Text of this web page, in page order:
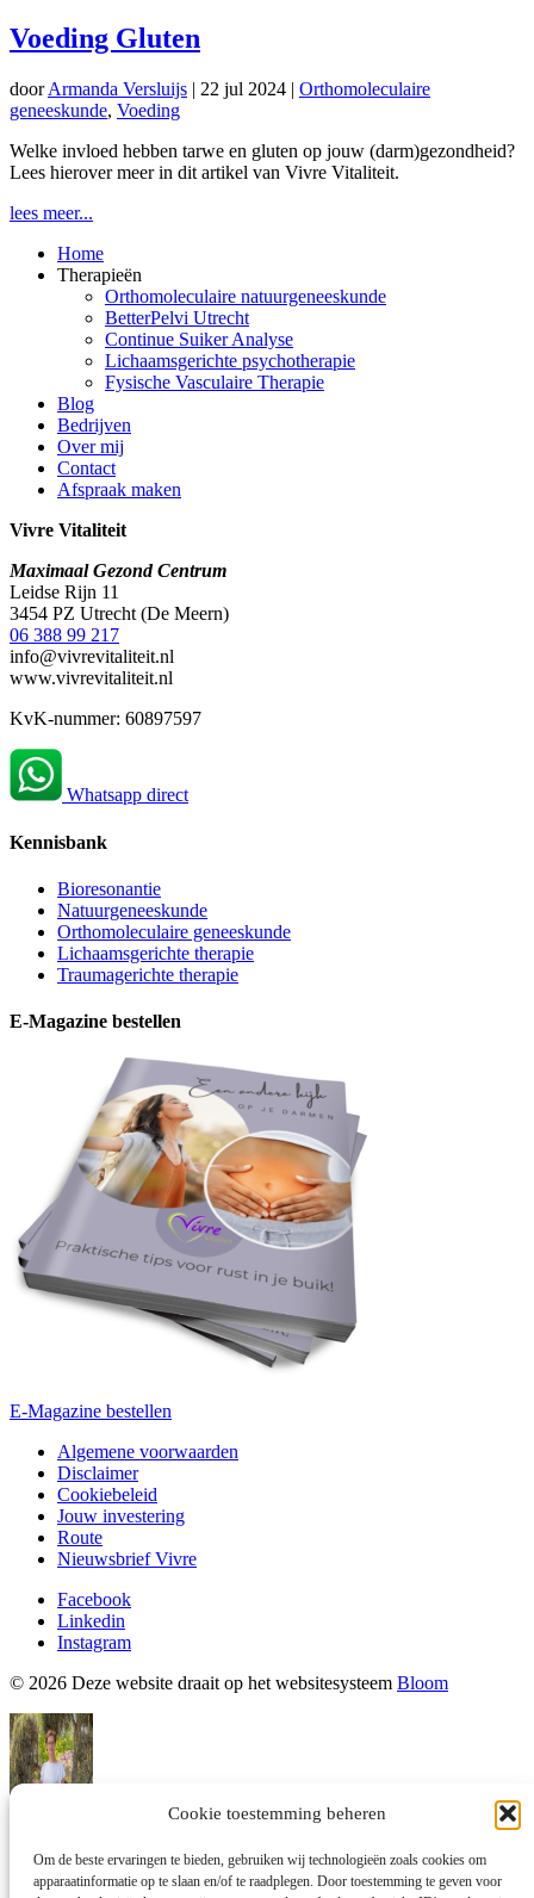
Cookie toestemming beheren
Om de beste ervaringen te bieden, gebruiken wij technologieën zoals cookies om
apparaatinformatie op te slaan en/of te raadplegen. Door toestemming te geven voor
Voeding Gluten
doorArmanda Versluijs | 22 jul 2024 | Orthomoleculaire
geneeskunde, Voeding
Welke invloed hebben tarwe en gluten op jouw (darm)gezondheid?
Lees hierover meer in dit artikel van Vivre Vitaliteit.
lees meer...
Home
Therapieën
Orthomoleculaire natuurgeneeskunde
BetterPelvi Utrecht
Continue Suiker Analyse
Lichaamsgerichte psychotherapie
Fysische Vasculaire Therapie
Blog
Bedrijven
Over mij
Contact
Afspraak maken
Vivre Vitaliteit
Maximaal Gezond Centrum
Leidse Rijn 11
3454 PZ Utrecht (De Meern)
06 388 99 217
info@vivrevitaliteit.nl
www.vivrevitaliteit.nl
KvK-nummer: 60897597
Whatsapp direct
Kennisbank
Bioresonantie
Natuurgeneeskunde
Orthomoleculaire geneeskunde
Lichaamsgerichte therapie
Traumagerichte therapie
E-Magazine bestellen
E-Magazine bestellen
Algemene voorwaarden
Disclaimer
Cookiebeleid
Jouw investering
Route
Nieuwsbrief Vivre
Facebook
Linkedin
Instagram
© 2026 Deze website draait op het websitesysteem Bloom
Ik reageer zodra ik beschikbaar ben.